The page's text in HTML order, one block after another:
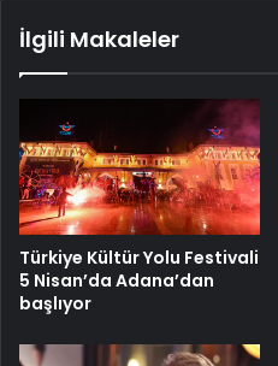
İlgili Makaleler
Türkiye Kültür Yolu Festivali
5 Nisan’da Adana’dan
başlıyor